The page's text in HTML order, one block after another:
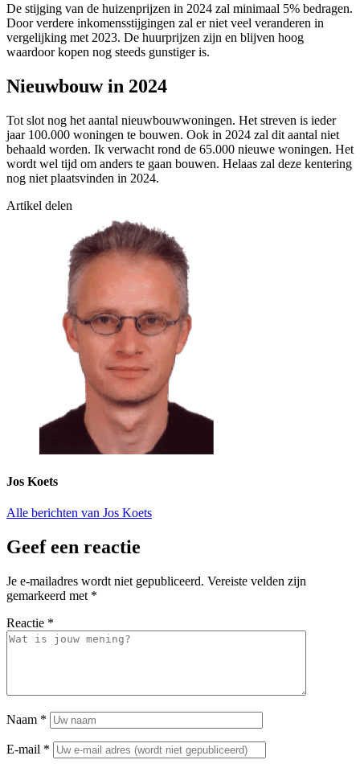
De stijging van de huizenprijzen in 2024 zal minimaal 5% bedragen.
Door verdere inkomensstijgingen zal er niet veel veranderen in
vergelijking met 2023. De huurprijzen zijn en blijven hoog
waardoor kopen nog steeds gunstiger is.
Nieuwbouw in 2024
Tot slot nog het aantal nieuwbouwwoningen. Het streven is ieder
jaar 100.000 woningen te bouwen. Ook in 2024 zal dit aantal niet
behaald worden. Ik verwacht rond de 65.000 nieuwe woningen. Het
wordt wel tijd om anders te gaan bouwen. Helaas zal deze kentering
nog niet plaatsvinden in 2024.
Artikel delen
Jos Koets
Alle berichten van Jos Koets
Geef een reactie
Je e-mailadres wordt niet gepubliceerd. Vereiste velden zijn
gemarkeerd met *
Reactie *
Naam *
E-mail *